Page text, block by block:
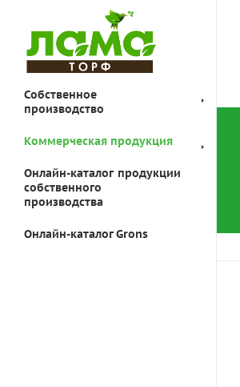
Собственное
производство
Коммерческая продукция
Онлайн-каталог продукции
собственного
производства
Онлайн-каталог Grons